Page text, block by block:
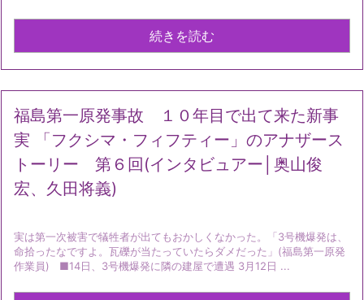
続きを読む
福島第一原発事故 １０年目で出て来た新事
実 「フクシマ・フィフティー」のアナザース
トーリー 第６回(インタビュアー│奥山俊
宏、久田将義)
実は第一次被害で犠牲者が出てもおかしくなかった。「3号機爆発は、
命拾ったなですよ。瓦礫が当たっていたらダメだった」(福島第一原発
作業員) ■14日、3号機爆発に隣の建屋で遭遇 3月12日 ...